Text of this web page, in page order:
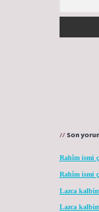
Son
Rahîm ismi
Rahîm ismi
Lazca
Lazca